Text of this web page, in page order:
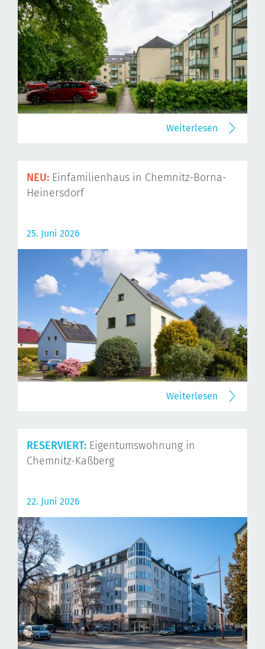
Weiterlesen
NEU: Einfamilienhaus in Chemnitz-Borna-
Heinersdorf
25. Juni 2026
Weiterlesen
RESERVIERT: Eigentumswohnung in
Chemnitz-Kaßberg
22. Juni 2026